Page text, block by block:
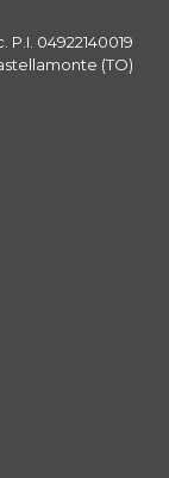
04922140019
(TO)